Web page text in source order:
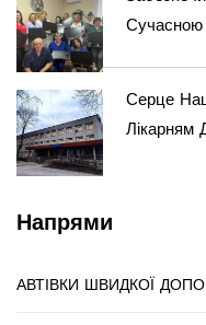
Сучасною
Серце
Лікарням
Напрями
АВТІВКИ ШВИДКОЇ